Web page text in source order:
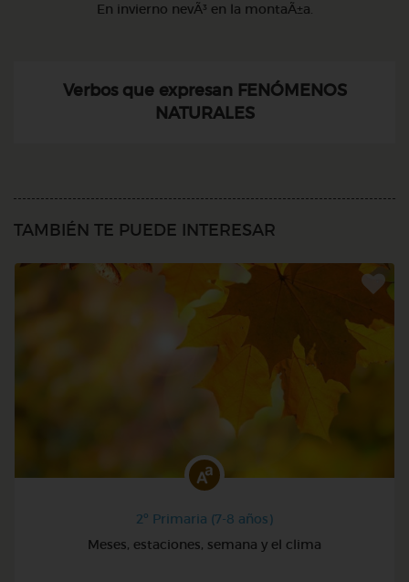
En invierno nevÃ³ en la montaÃ±a.
Verbos que expresan FENÓMENOS
NATURALES
TAMBIÉN TE PUEDE INTERESAR
2º Primaria (7-8 años)
Meses, estaciones, semana y el clima